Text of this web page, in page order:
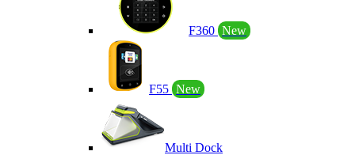
F360 New
F55 New
Multi Dock